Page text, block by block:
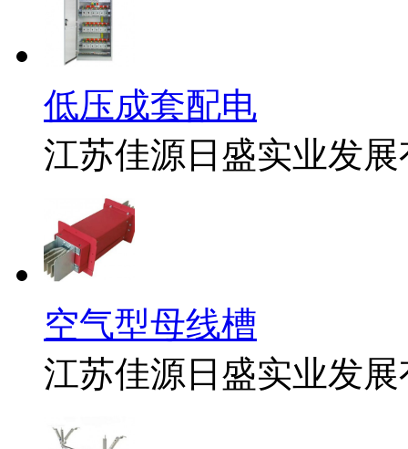
低压成套配电
江苏佳源日盛实业发
空气型母线槽
江苏佳源日盛实业发